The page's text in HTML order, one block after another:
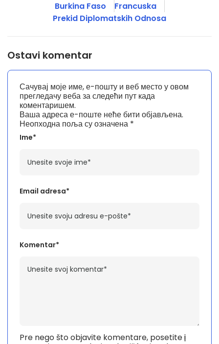
Burkina Faso
Francuska
Prekid Diplomatskih Odnosa
Ostavi komentar
Ваша адреса е-поште неће бити објављена.
Неопходна поља су означена *
Komentar*
Pre nego što objavite komentare, posetitei
Ime*
Email adresa*
Сачувај моје име, е-пошту и веб место у овом
прегледачу веба за следећи пут када
коментаришем.